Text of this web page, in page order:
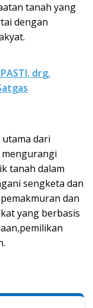
tanah yang
dengan
drg.
dari
tanah dalam
sengketa dan
dan
yang berbasis